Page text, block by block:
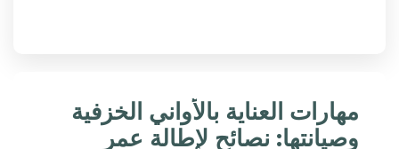
مهارات العناية بالأواني الخزفية
وصيانتها: نصائح لإطالة عمر